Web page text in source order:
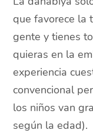
que favorece la
gente y tienes
quieras en la
experiencia
convencional
los niños van
según la edad).